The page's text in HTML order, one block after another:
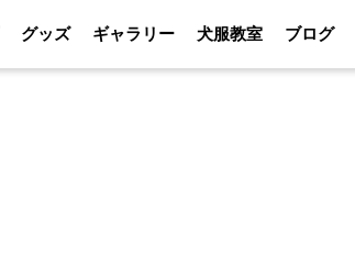
グッズ ギャラリー 犬服教室 ブログ